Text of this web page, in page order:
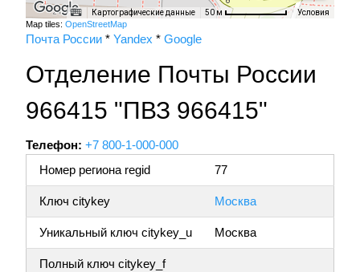
Картографические данные 50 м Условия
Map tiles: OpenStreetMap
Почта России * Yandex * Google
Отделение Почты России
966415 "ПВЗ 966415"
Телефон: +7 800-1-000-000
Номер региона regid
77
Ключ citykey Москва
Уникальный ключ citykey_u Москва
Полный ключ citykey_f